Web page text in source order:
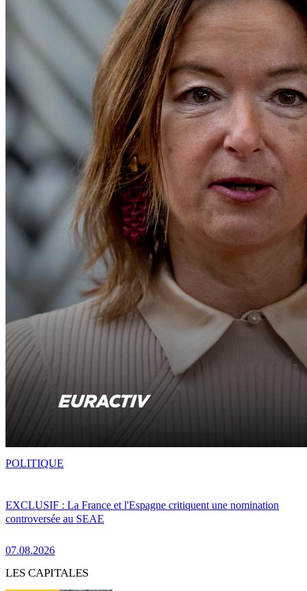
EXCLUSIF : La France et l'Espagne critiquent une nomination
controversée au SEAE
07.08.2026
POLITIQUE
LES CAPITALES